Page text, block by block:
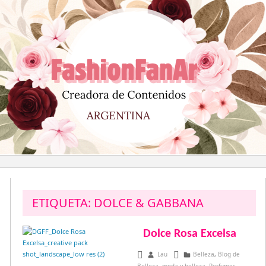
al
contenido
ETIQUETA: DOLCE & GABBANA
Dolce Rosa Excelsa
abril 10, 2016
Lau Belleza, Blog de